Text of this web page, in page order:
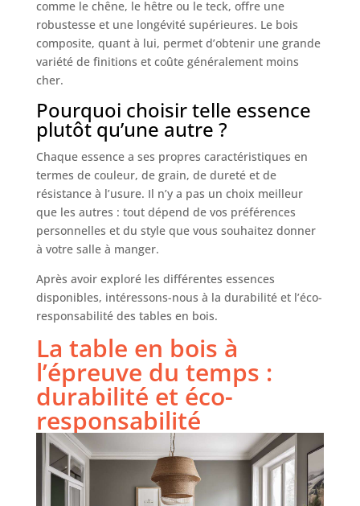
comme le chêne, le hêtre ou le teck, offre une
robustesse et une longévité supérieures. Le bois
composite, quant à lui, permet d’obtenir une grande
variété de finitions et coûte généralement moins
cher.
Pourquoi choisir telle essence
plutôt qu’une autre ?
Chaque essence a ses propres caractéristiques en
termes de couleur, de grain, de dureté et de
résistance à l’usure. Il n’y a pas un choix meilleur
que les autres : tout dépend de vos préférences
personnelles et du style que vous souhaitez donner
à votre salle à manger.
Après avoir exploré les différentes essences
disponibles, intéressons-nous à la durabilité et l’éco-
responsabilité des tables en bois.
La table en bois à
l’épreuve du temps :
durabilité et éco-
responsabilité